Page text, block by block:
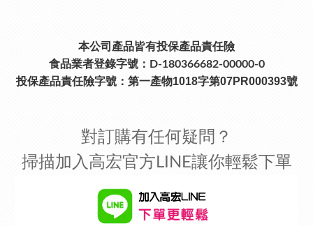
本公司產品皆有投保產品責任險
食品業者登錄字號：D-180366682-00000-0
投保產品責任險字號： 第一產物1018字第07PR000393號
對訂購有任何疑問？
掃描加入高宏官方LINE讓你輕鬆下單